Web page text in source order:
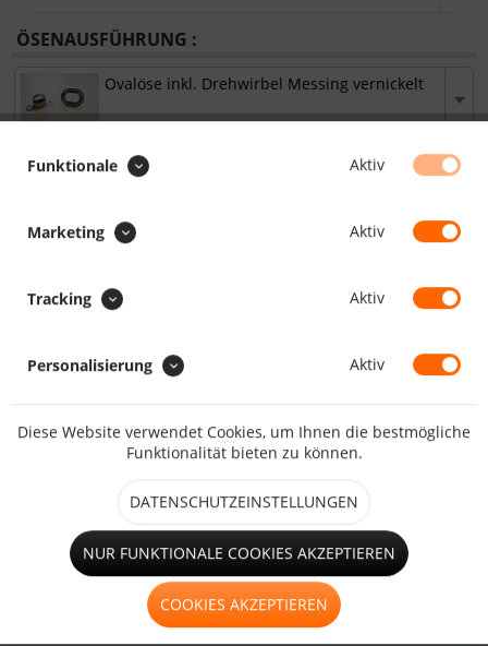
ÖSENAUSFÜHRUNG :
Ovalöse inkl. Drehwirbel Messing vernickelt
SONDERAUSFÜHRUNG :
großes Fenster (ab 1,25m²)
Hohlsaum
kleines Fenster (bis 1,25m²)
Funktionale Aktiv
Marketing Aktiv
Tracking Aktiv
Personalisierung Aktiv
Diese Website verwendet Cookies, um Ihnen die bestmögliche
Funktionalität bieten zu können.
DATENSCHUTZEINSTELLUNGEN
NUR FUNKTIONALE COOKIES AKZEPTIEREN
COOKIES AKZEPTIEREN